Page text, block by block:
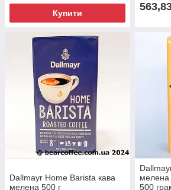
Купити
Dallmayr Home Barista кава
мелена 500 г
мелена
500